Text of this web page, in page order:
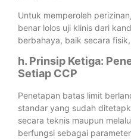
Untuk memperoleh
benar lolos uji klinis dari
berbahaya, baik secara
h. Prinsip Ketiga:
Setiap CCP
Penetapan batas limit
standar yang sudah
secara teknis maupun
berfungsi sebagai